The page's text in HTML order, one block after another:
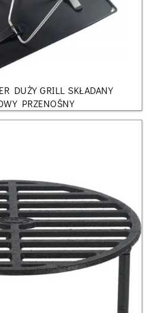
DUŻY GRILL SKŁADANY
PRZENOŚNY